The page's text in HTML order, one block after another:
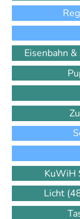
Eisenbahn
KuWiH
Licht